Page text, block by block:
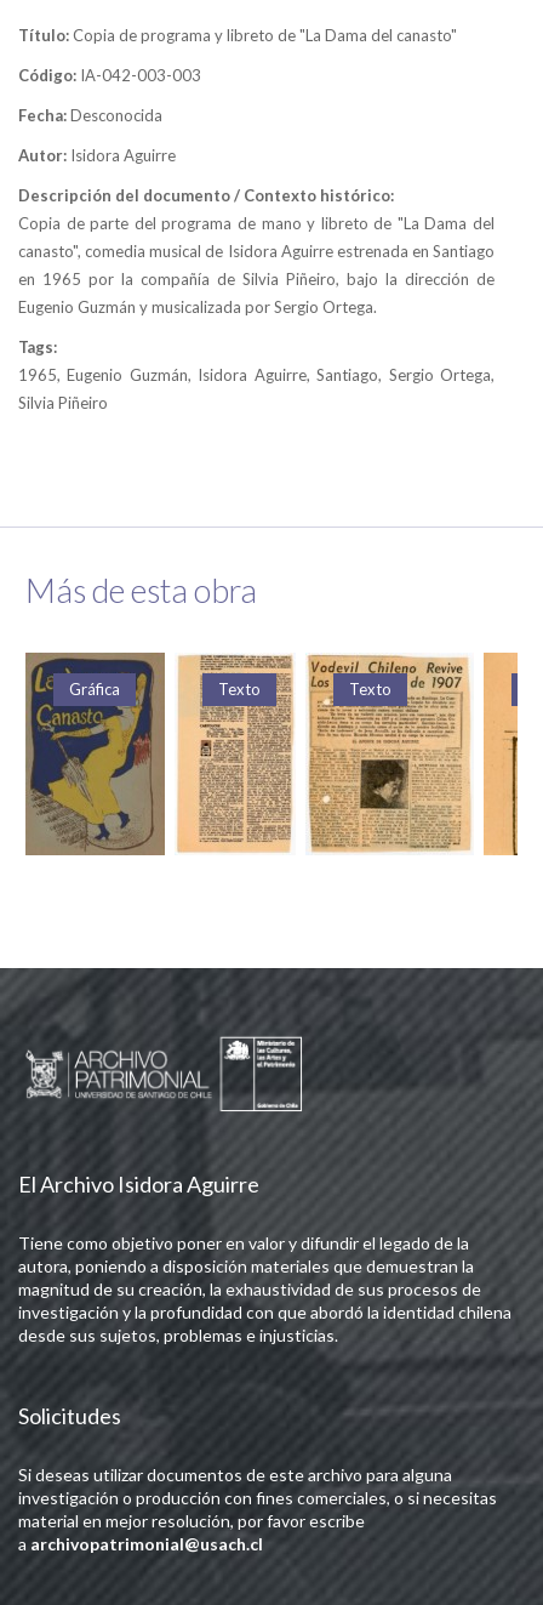
Título:Copia de programa y libreto de "La Dama del canasto"
Código: IA-042-003-003
Fecha:Desconocida
Autor: Isidora Aguirre
Descripción del documento / Contexto histórico:
Copia de parte del programa de mano y libreto de "La Dama del
canasto", comedia musical de Isidora Aguirre estrenada en Santiago
en 1965 por la compañía de Silvia Piñeiro, bajo la dirección de
Eugenio Guzmán y musicalizada por Sergio Ortega.
Tags:
1965, Eugenio Guzmán, Isidora Aguirre, Santiago, Sergio Ortega,
Silvia Piñeiro
Más de esta obra
Gráfica Texto Texto
El Archivo Isidora Aguirre
Tiene como objetivo poner en valor y difundir el legado de la
autora, poniendo a disposición materiales que demuestran la
magnitud de su creación, la exhaustividad de sus procesos de
investigación y la profundidad con que abordó la identidad chilena
desde sus sujetos, problemas e injusticias.
Solicitudes
Si deseas utilizar documentos de este archivo para alguna
investigación o producción con fines comerciales, o si necesitas
material en mejor resolución, por favor escribe
a archivopatrimonial@usach.cl